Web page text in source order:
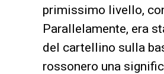
primissimo livello,
Parallelamente, era
del cartellino sulla
rossonero una